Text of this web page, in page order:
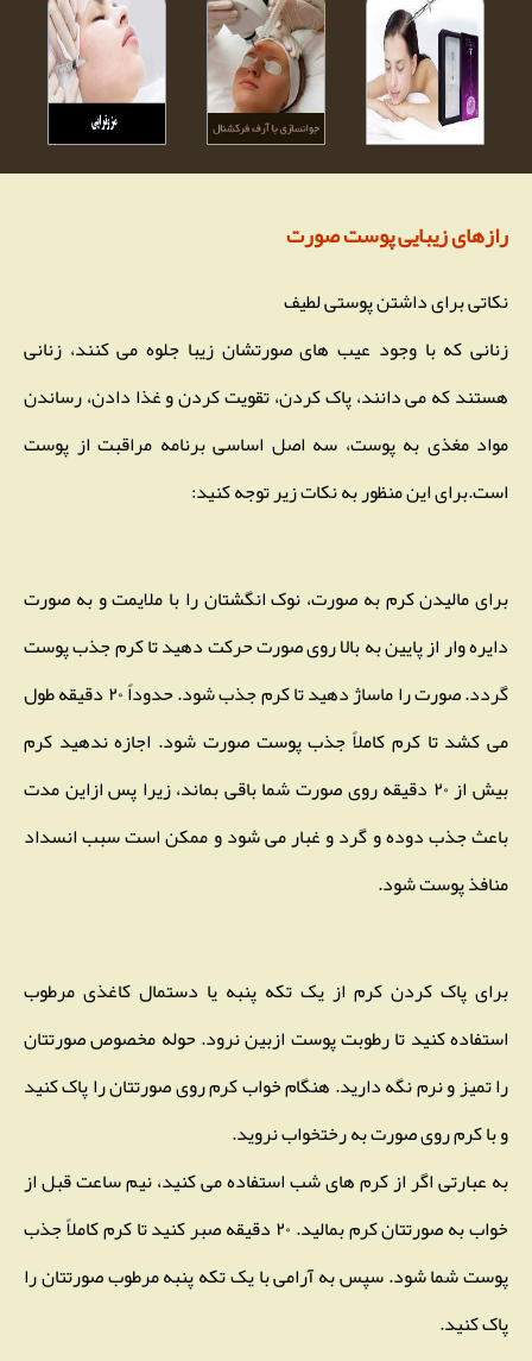
رازهای زیبایی پوست صورت
نکاتی برای داشتن پوستی لطیف
زنانی که با وجود عیب های صورتشان زیبا جلوه می کنند، زنانی
هستند که می دانند، پاک کردن، تقویت کردن و غذا دادن، رساندن
مواد مغذی به پوست، سه اصل اساسی برنامه مراقبت از پوست
است.برای این منظور به نکات زیر توجه کنید:
برای مالیدن کرم به صورت، نوک انگشتان را با ملایمت و به صورت
دایره وار از پایین به بالا روی صورت حرکت دهید تا کرم جذب پوست
گردد. صورت را ماساژ دهید تا کرم جذب شود. حدوداً ۲۰ دقیقه طول
می کشد تا کرم کاملاً جذب پوست صورت شود. اجازه ندهید کرم
بیش از ۲۰ دقیقه روی صورت شما باقی بماند، زیرا پس ازاین مدت
باعث جذب دوده و گرد و غبار می شود و ممکن است سبب انسداد
منافذ پوست شود.
برای پاک کردن کرم از یک تکه پنبه یا دستمال کاغذی مرطوب
استفاده کنید تا رطوبت پوست ازبین نرود. حوله مخصوص صورتتان
را تمیز و نرم نگه دارید. هنگام خواب کرم روی صورتتان را پاک کنید
و با کرم روی صورت به رختخواب نروید.
به عبارتی اگر از کرم های شب استفاده می کنید، نیم ساعت قبل از
خواب به صورتتان کرم بمالید. ۲۰ دقیقه صبر کنید تا کرم کاملاً جذب
پوست شما شود. سپس به آرامی با یک تکه پنبه مرطوب صورتتان را
پاک کنید.